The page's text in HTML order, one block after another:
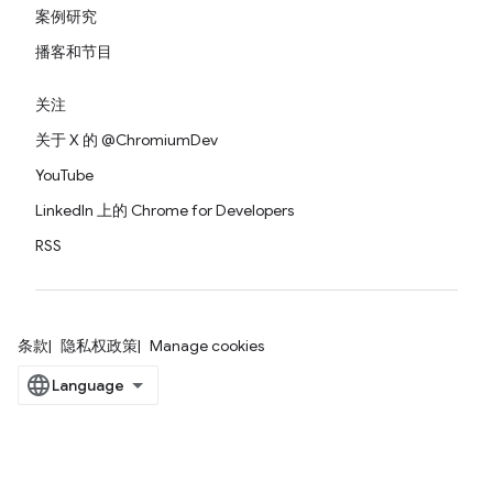
案例研究
播客和节目
关注
关于 X 的 @ChromiumDev
YouTube
LinkedIn 上的 Chrome for Developers
RSS
条款 隐私权政策 Manage cookies